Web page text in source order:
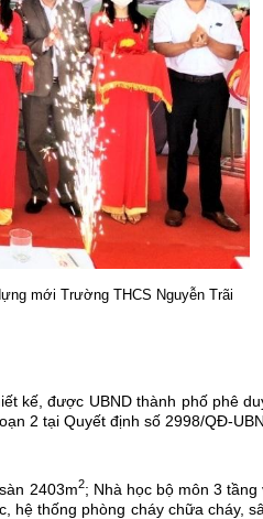
mới Trường THCS Nguyễn Trãi
kế, được UBND thành phố phê
2 tại Quyết định số 2998/QĐ-
2403m2; Nhà học bộ môn 3
hệ thống phòng cháy chữa cháy,